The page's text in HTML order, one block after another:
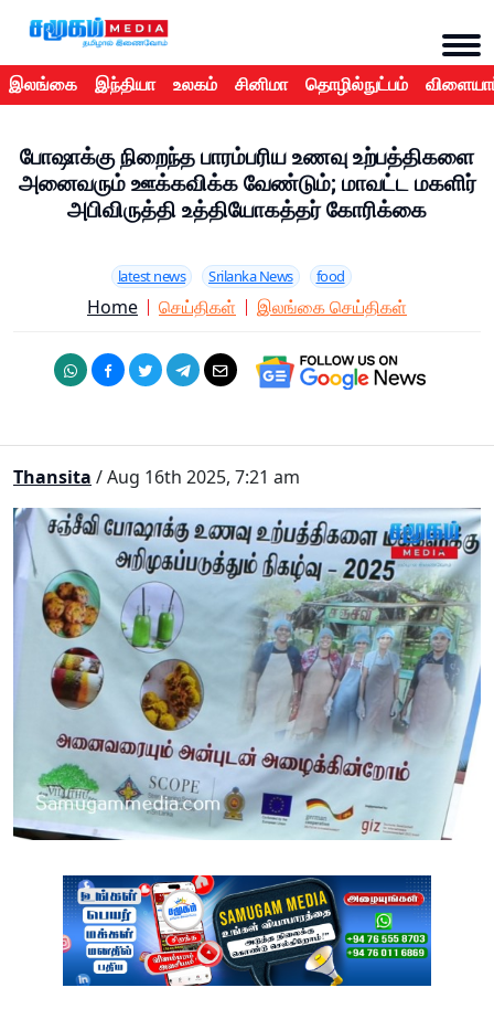
இலங்கை இந்தியா உலகம் சினிமா தொழில்நுட்பம்
போஷாக்கு நிறைந்த பாரம்பரிய உணவு உற்பத்திகளை
அனைவரும் ஊக்கவிக்க வேண்டும்; மாவட்ட மகளிர்
அபிவிருத்தி உத்தியோகத்தர் கோரிக்கை
latest news Srilanka News food
Home செய்திகள் இலங்கை செய்திகள்
Thansita / Aug 16th 2025, 7:21 am